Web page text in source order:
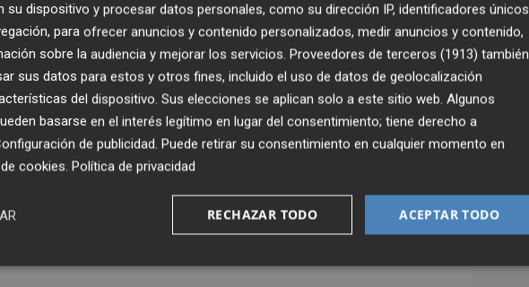
su dispositivo y procesar datos personales, como su dirección IP, identificadores únicos
para ofrecer anuncios y contenido personalizados, medir anuncios y contenido,
sobre la audiencia y mejorar los servicios. Proveedores de terceros (1913) también
sus datos para estos y otros fines, incluido el uso de datos de geolocalización
del dispositivo. Sus elecciones se aplican solo a este sitio web. Algunos
basarse en el interés legítimo en lugar del consentimiento; tiene derecho a
de publicidad. Puede retirar su consentimiento en cualquier momento en
cookies. Política de privacidad
ACEPTAR TODO
RECHAZAR TODO